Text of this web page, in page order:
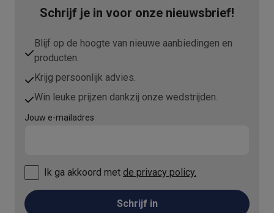
Schrijf je in voor onze nieuwsbrief!
Blijf op de hoogte van nieuwe aanbiedingen en
producten.
Krijg persoonlijk advies.
Win leuke prijzen dankzij onze wedstrijden.
Jouw e-mailadres
Ik ga akkoord met de privacy policy.
Schrijf in